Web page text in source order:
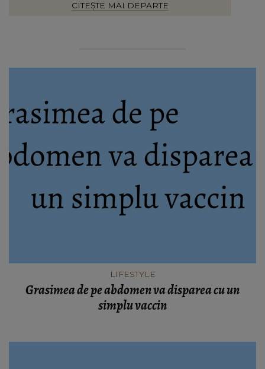
CITEȘTE MAI DEPARTE
LIFESTYLE
Grasimea de pe abdomen va disparea cu un
simplu vaccin